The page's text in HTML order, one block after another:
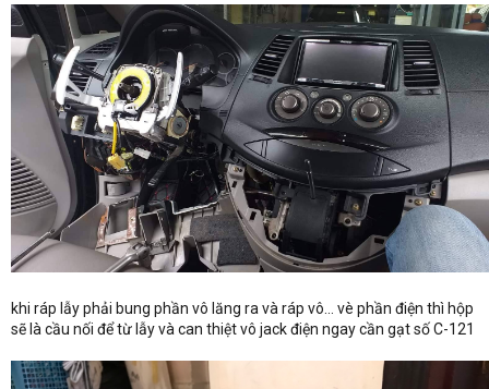
khi ráp lẫy phải bung phần vô lăng ra và ráp vô... vè phần điện thì hộp
sẽ là cầu nối để từ lẫy và can thiệt vô jack điện ngay cần gạt số C-121